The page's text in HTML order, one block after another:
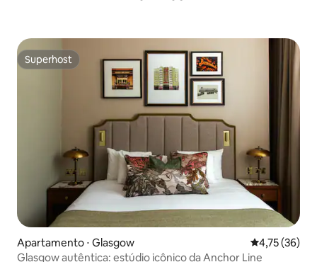
Superhost
Superhost
Apartamento ⋅ Glasgow 4,75 de uma
4,75 (36)
Glasgow autêntica: estúdio icônico da Anchor Line